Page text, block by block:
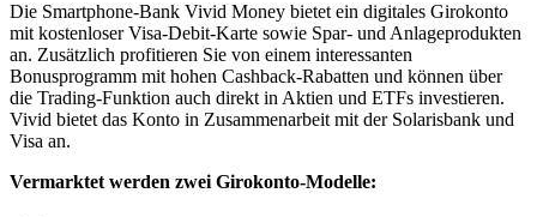
Die Smartphone-Bank Vivid Money bietet ein digitales Girokonto
mit kostenloser Visa-Debit-Karte sowie Spar- und Anlageprodukten
an. Zusätzlich profitieren Sie von einem interessanten
Bonusprogramm mit hohen Cashback-Rabatten und können über
die Trading-Funktion auch direkt in Aktien und ETFs investieren.
Vivid bietet das Konto in Zusammenarbeit mit der Solarisbank und
Visa an.
Vermarktet werden zwei Girokonto-Modelle: